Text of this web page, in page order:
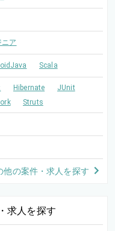
ア
Scala
Hibernate
JUnit
Struts
他の案件・求人を探す
求人を探す